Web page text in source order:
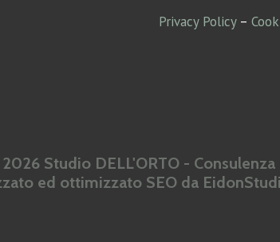
Privacy Policy–
Studio DELL'ORTO -
ed ottimizzato SEO da